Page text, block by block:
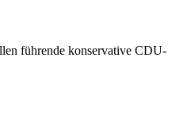
führende konservative CDU-